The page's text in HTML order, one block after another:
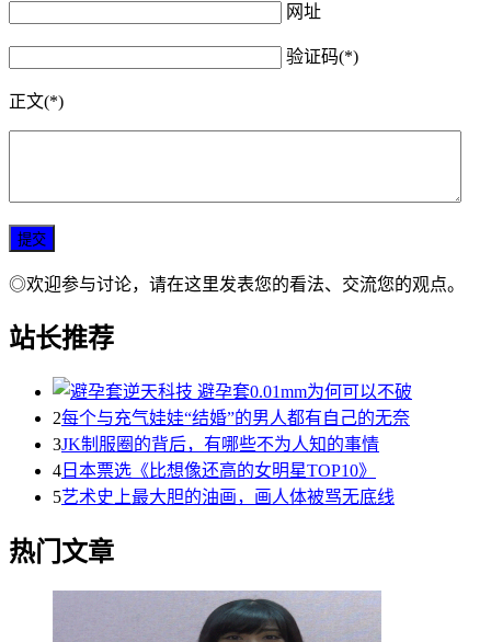
网址
验证码(*)
正文(*)
◎欢迎参与讨论，请在这里发表您的看法、交流您的观点。
站长推荐
2每个与充气娃娃“结婚”的男人都有自己的无奈
3JK制服圈的背后，有哪些不为人知的事情
4 日本票选《比想像还高的女明星TOP10》
5艺术史上最大胆的油画，画人体被骂无底线
热门文章